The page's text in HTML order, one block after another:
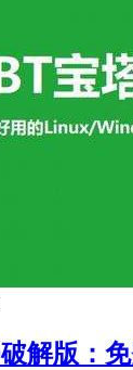
解版：